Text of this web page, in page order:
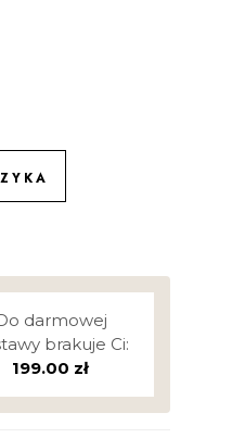
darmowej
brakuje Ci:
199.00 zł